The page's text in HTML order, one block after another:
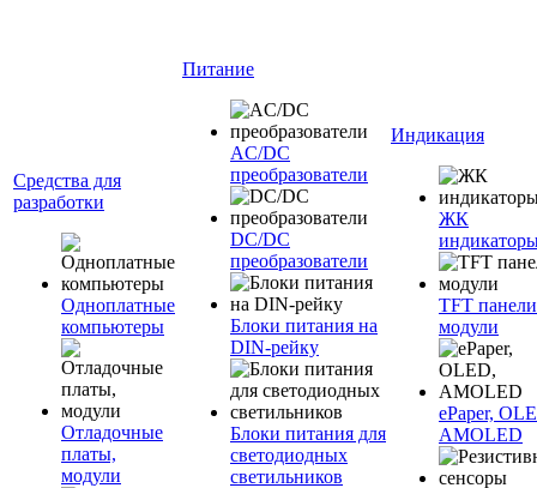
Средства для
разработки
Одноплатные
компьютеры
Отладочные
платы,
модули
Питание
AC/DC
преобразователи
DC/DC
преобразователи
Блоки питания на
DIN-рейку
Блоки питания для
светодиодных
светильников
Индикация
ЖК
TFT
модули
ePaper,
AMOLED